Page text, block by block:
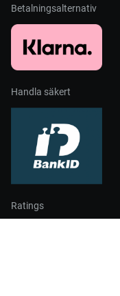
Betalningsalternativ
Handla säkert
Ratings